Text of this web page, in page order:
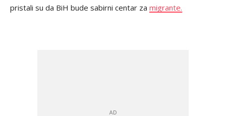
pristali su da BiH bude sabirni centar za migrante.